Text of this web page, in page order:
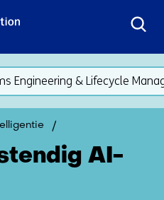
Ga
Sla
navigatie
(onderwerpen
thema
Toekomstbestendig
Engineering & Lifecycle
Terug
navigatie
systeemAI-